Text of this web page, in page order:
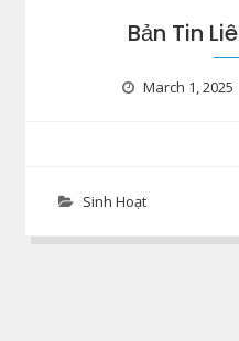
Bản Tin
March 1, 2025
Sinh Hoạt